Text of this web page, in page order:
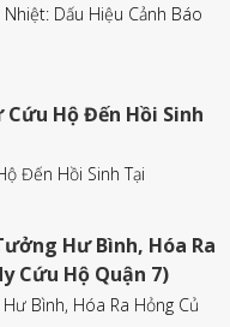
Dấu Hiệu Cảnh Báo
Hộ Đến Hồi Sinh
Đến Hồi Sinh Tại
Hư Bình, Hóa Ra
Cứu Hộ Quận 7)
Bình, Hóa Ra Hỏng Củ